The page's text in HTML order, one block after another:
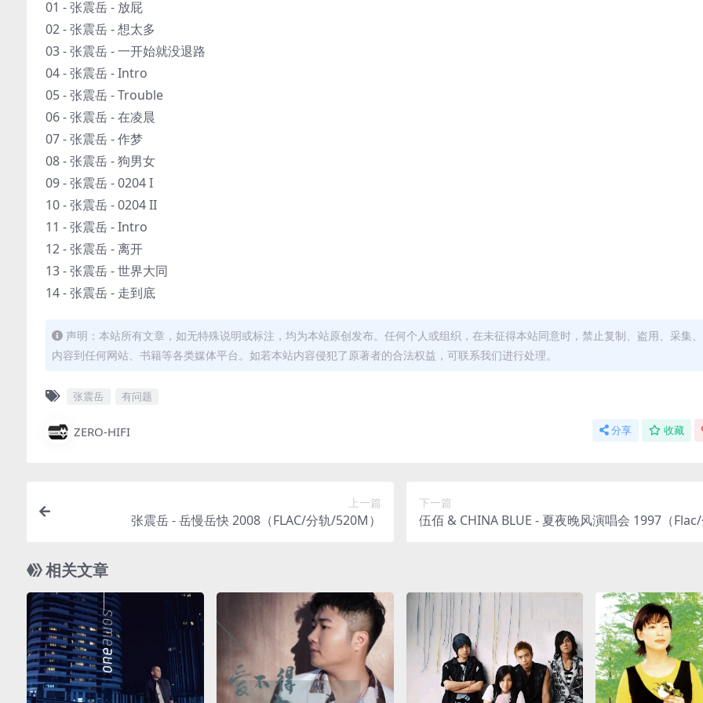
01 - 张震岳 - 放屁
02 - 张震岳 - 想太多
03 - 张震岳 - 一开始就没退路
04 - 张震岳 - Intro
05 - 张震岳 - Trouble
06 - 张震岳 - 在凌晨
07 - 张震岳 - 作梦
08 - 张震岳 - 狗男女
09 - 张震岳 - 0204 I
10 - 张震岳 - 0204 II
11 - 张震岳 - Intro
12 - 张震岳 - 离开
13 - 张震岳 - 世界大同
14 - 张震岳 - 走到底
声明：本站所有文章，如无特殊说明或标注，均为本站原创发布。任何个人或组织，在未征得本站同意时，禁止复制、盗用、采集
内容到任何网站、书籍等各类媒体平台。如若本站内容侵犯了原著者的合法权益，可联系我们进行处理。
张震岳 有问题
ZERO-HIFI 分享 收藏
上一篇
张震岳 - 岳慢岳快 2008（FLAC/分轨/520M）
下一篇
伍佰 & CHINA BLUE - 夏夜晚风演唱会 1997（
相关文章